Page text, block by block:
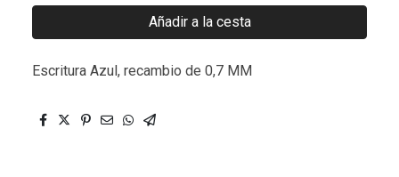
Añadir a la cesta
Escritura Azul, recambio de 0,7 MM